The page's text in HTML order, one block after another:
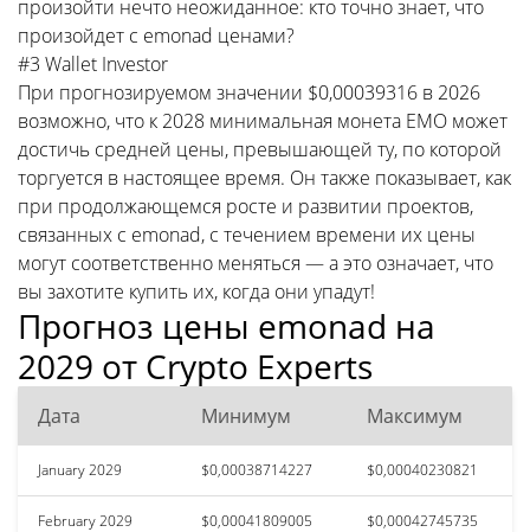
произойти нечто неожиданное: кто точно знает, что
произойдет с emonad ценами?
#3 Wallet Investor
При прогнозируемом значении $0,00039316 в 2026
возможно, что к 2028 минимальная монета EMO может
достичь средней цены, превышающей ту, по которой
торгуется в настоящее время. Он также показывает, как
при продолжающемся росте и развитии проектов,
связанных с emonad, с течением времени их цены
могут соответственно меняться — а это означает, что
вы захотите купить их, когда они упадут!
Прогноз цены emonad на
2029 от Crypto Experts
Дата Минимум Максимум
January 2029 $0,00038714227 $0,00040230821
February 2029 $0,00041809005 $0,00042745735